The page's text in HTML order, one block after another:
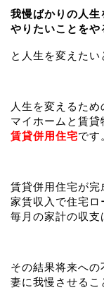
我慢ばかりの人生
やりたいことをや
と人生を変えたい
人生を変えるた
マイホームと賃貸
賃貸併用住宅です
賃貸併用住宅が完
家賃収入で住宅ロ
毎月の家計の収支
その結果将来への
妻に我慢させるこ